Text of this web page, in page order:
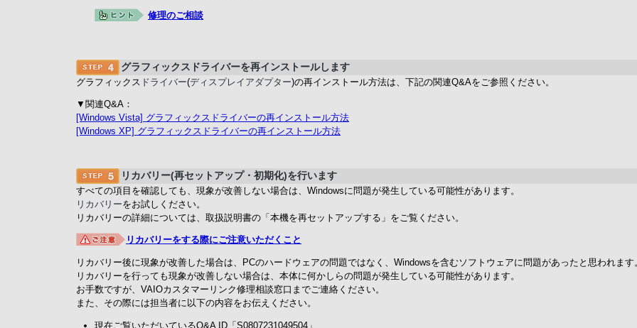
修理のご相談
グラフィックスドライバーを再インストールします
グラフィックス ドライバー(ディスプレイアダプター)の再インストール方法は、下記の関連Q&Aをご参照ください。
▼関連Q&A：
[Windows Vista] グラフィックスドライバーの再インストール方法
[Windows XP] グラフィックスドライバーの再インストール方法
リカバリー(再セットアップ・初期化)を行います
すべての項目を確認しても、現象が改善しない場合は、Windowsに問題が発生している可能性があります。
リカバリーをお試しください。
リカバリーの詳細については、取扱説明書の「本機を再セットアップする」をご覧ください。
リカバリーをする際にご注意いただくこと
リカバリー後に現象が改善した場合は、PCのハードウェアの問題ではなく、Windowsを含むソフトウェアに問題があったと思われます
リカバリーを行っても現象が改善しない場合は、本体に何かしらの問題が発生している可能性があります。
お手数ですが、VAIOカスタマーリンク修理相談窓口までご連絡ください。
また、その際には担当者に以下の内容をお伝えください。
現在ご覧いただいているQ&A ID「S0807231049504」